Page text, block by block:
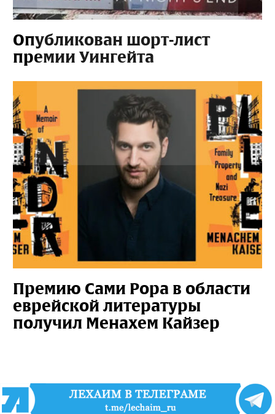
Опубликован шорт-лист
премии Уингейта
Премию Сами Рора в области
еврейской литературы
получил Менахем Кайзер